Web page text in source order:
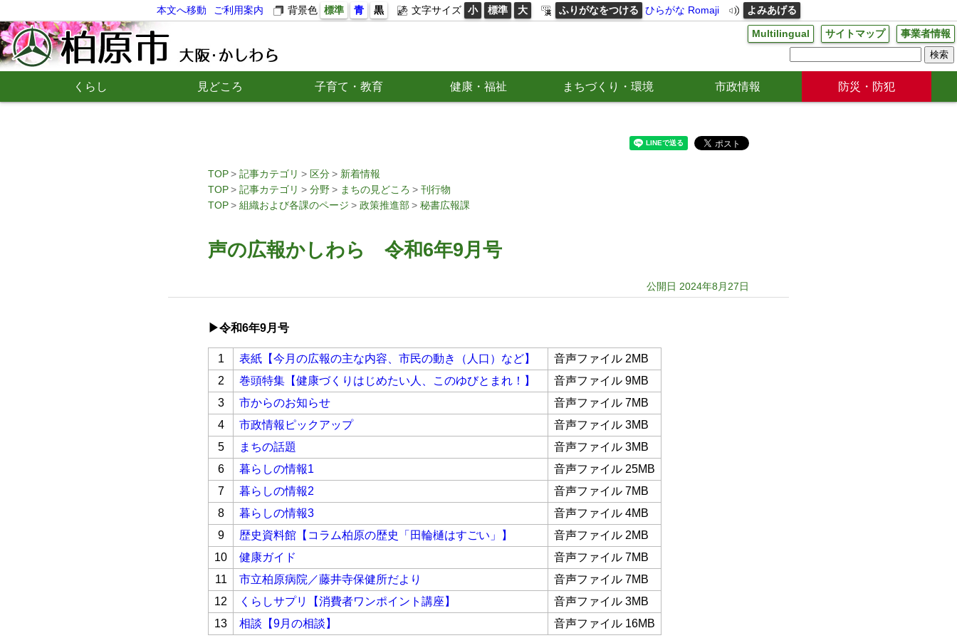
本文へ移動 ご利用案内 背景色 標準 青 黒 文字サイズ 小 標準 大 ふりがなをつける ひらがな Romaji よみあげる
Multilingual サイトマップ 事業者情報
くらし 見どころ 子育て・教育 健康・福祉 まちづくり・環境 市政情報 防災・防犯
TOP 記事カテゴリ 区分
新着情報
TOP
記事カテゴリ 分野 まちの見どころ
刊行物
TOP
組織および各課のページ 政策推進部 秘書広報課
声の広報かしわら 令和6年9月号
公開日 2024年8月27日
▶令和6年9月号
1 表紙【今月の広報の主な内容、市民の動き（人口）など】
音声ファイル 2MB
2
巻頭特集【健康づくりはじめたい人、このゆびとまれ！】
音声ファイル 9MB
3
市からのお知らせ
音声ファイル 7MB
4
市政情報ピックアップ
音声ファイル 3MB
5
まちの話題
音声ファイル 3MB
6
暮らしの情報1
音声ファイル 25MB
7
暮らしの情報2
音声ファイル 7MB
8
暮らしの情報3
音声ファイル 4MB
9
歴史資料館【コラム柏原の歴史「田輪樋はすごい」】
音声ファイル 2MB
10
健康ガイド
音声ファイル 7MB
11
市立柏原病院／藤井寺保健所だより
音声ファイル 7MB
12
くらしサプリ【消費者ワンポイント講座】
音声ファイル 3MB
13
相談【9月の相談】 音声ファイル 16MB